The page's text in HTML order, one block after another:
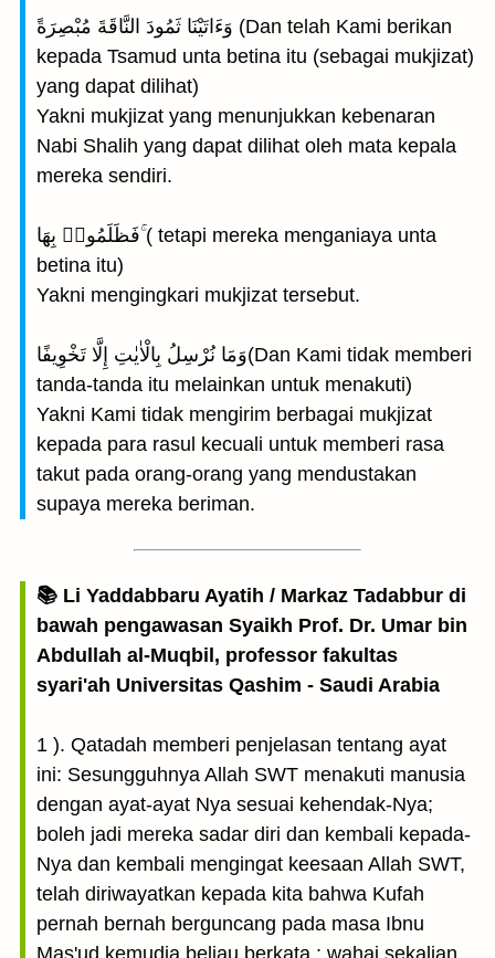
وَءَاتَيْنَا ثَمُودَ النَّاقَةَ مُبْصِرَةً (Dan telah Kami berikan
kepada Tsamud unta betina itu (sebagai mukjizat)
yang dapat dilihat)
Yakni mukjizat yang menunjukkan kebenaran
Nabi Shalih yang dapat dilihat oleh mata kepala
mereka sendiri.
فَظَلَمُوا۟ بِهَا ۚ( tetapi mereka menganiaya unta
betina itu)
Yakni mengingkari mukjizat tersebut.
وَمَا نُرْسِلُ بِالْاٰيٰتِ إِلَّا تَخْوِيفًا(Dan Kami tidak memberi
tanda-tanda itu melainkan untuk menakuti)
Yakni Kami tidak mengirim berbagai mukjizat
kepada para rasul kecuali untuk memberi rasa
takut pada orang-orang yang mendustakan
supaya mereka beriman.
📚 Li Yaddabbaru Ayatih / Markaz Tadabbur di
bawah pengawasan Syaikh Prof. Dr. Umar bin
Abdullah al-Muqbil, professor fakultas
syari'ah Universitas Qashim - Saudi Arabia
1 ). Qatadah memberi penjelasan tentang ayat
ini: Sesungguhnya Allah SWT menakuti manusia
dengan ayat-ayat Nya sesuai kehendak-Nya;
boleh jadi mereka sadar diri dan kembali kepada-
Nya dan kembali mengingat keesaan Allah SWT,
telah diriwayatkan kepada kita bahwa Kufah
pernah bernah berguncang pada masa Ibnu
Mas'ud kemudia beliau berkata : wahai sekalian